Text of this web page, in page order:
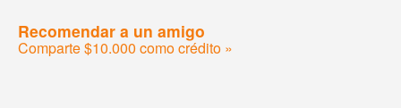
Recomendar a un amigo
Comparte $10.000 como crédito »